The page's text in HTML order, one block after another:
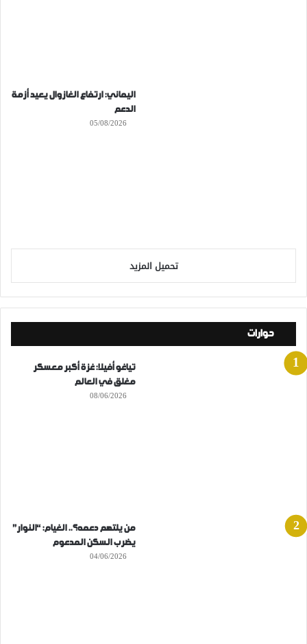
اليماني: ارتفاع الغازوال يعيد أزمة
الدعم
05/08/2026
تحميل المزيد
حوارات
تياغو أفيلا: غزة أكبر معسكر
مغلق في العالم
08/06/2026
من يلتهم دعمه؟.. الغيام: “النوار”
يضرب السكن المدعوم
04/06/2026